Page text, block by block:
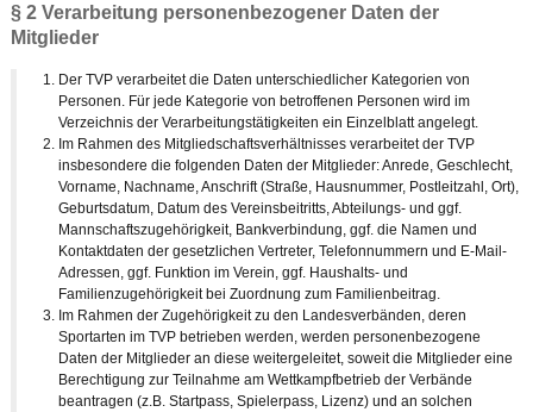
§ 2 Verarbeitung personenbezogener Daten der
Mitglieder
Der TVP verarbeitet die Daten unterschiedlicher Kategorien von
Personen. Für jede Kategorie von betroffenen Personen wird im
Verzeichnis der Verarbeitungstätigkeiten ein Einzelblatt angelegt.
Im Rahmen des Mitgliedschaftsverhältnisses verarbeitet der TVP
insbesondere die folgenden Daten der Mitglieder: Anrede, Geschlecht,
Vorname, Nachname, Anschrift (Straße, Hausnummer, Postleitzahl, Ort),
Geburtsdatum, Datum des Vereinsbeitritts, Abteilungs- und ggf.
Mannschaftszugehörigkeit, Bankverbindung, ggf. die Namen und
Kontaktdaten der gesetzlichen Vertreter, Telefonnummern und E-Mail-
Adressen, ggf. Funktion im Verein, ggf. Haushalts- und
Familienzugehörigkeit bei Zuordnung zum Familienbeitrag.
Im Rahmen der Zugehörigkeit zu den Landesverbänden, deren
Sportarten im TVP betrieben werden, werden personenbezogene
Daten der Mitglieder an diese weitergeleitet, soweit die Mitglieder eine
Berechtigung zur Teilnahme am Wettkampfbetrieb der Verbände
beantragen (z.B. Startpass, Spielerpass, Lizenz) und an solchen